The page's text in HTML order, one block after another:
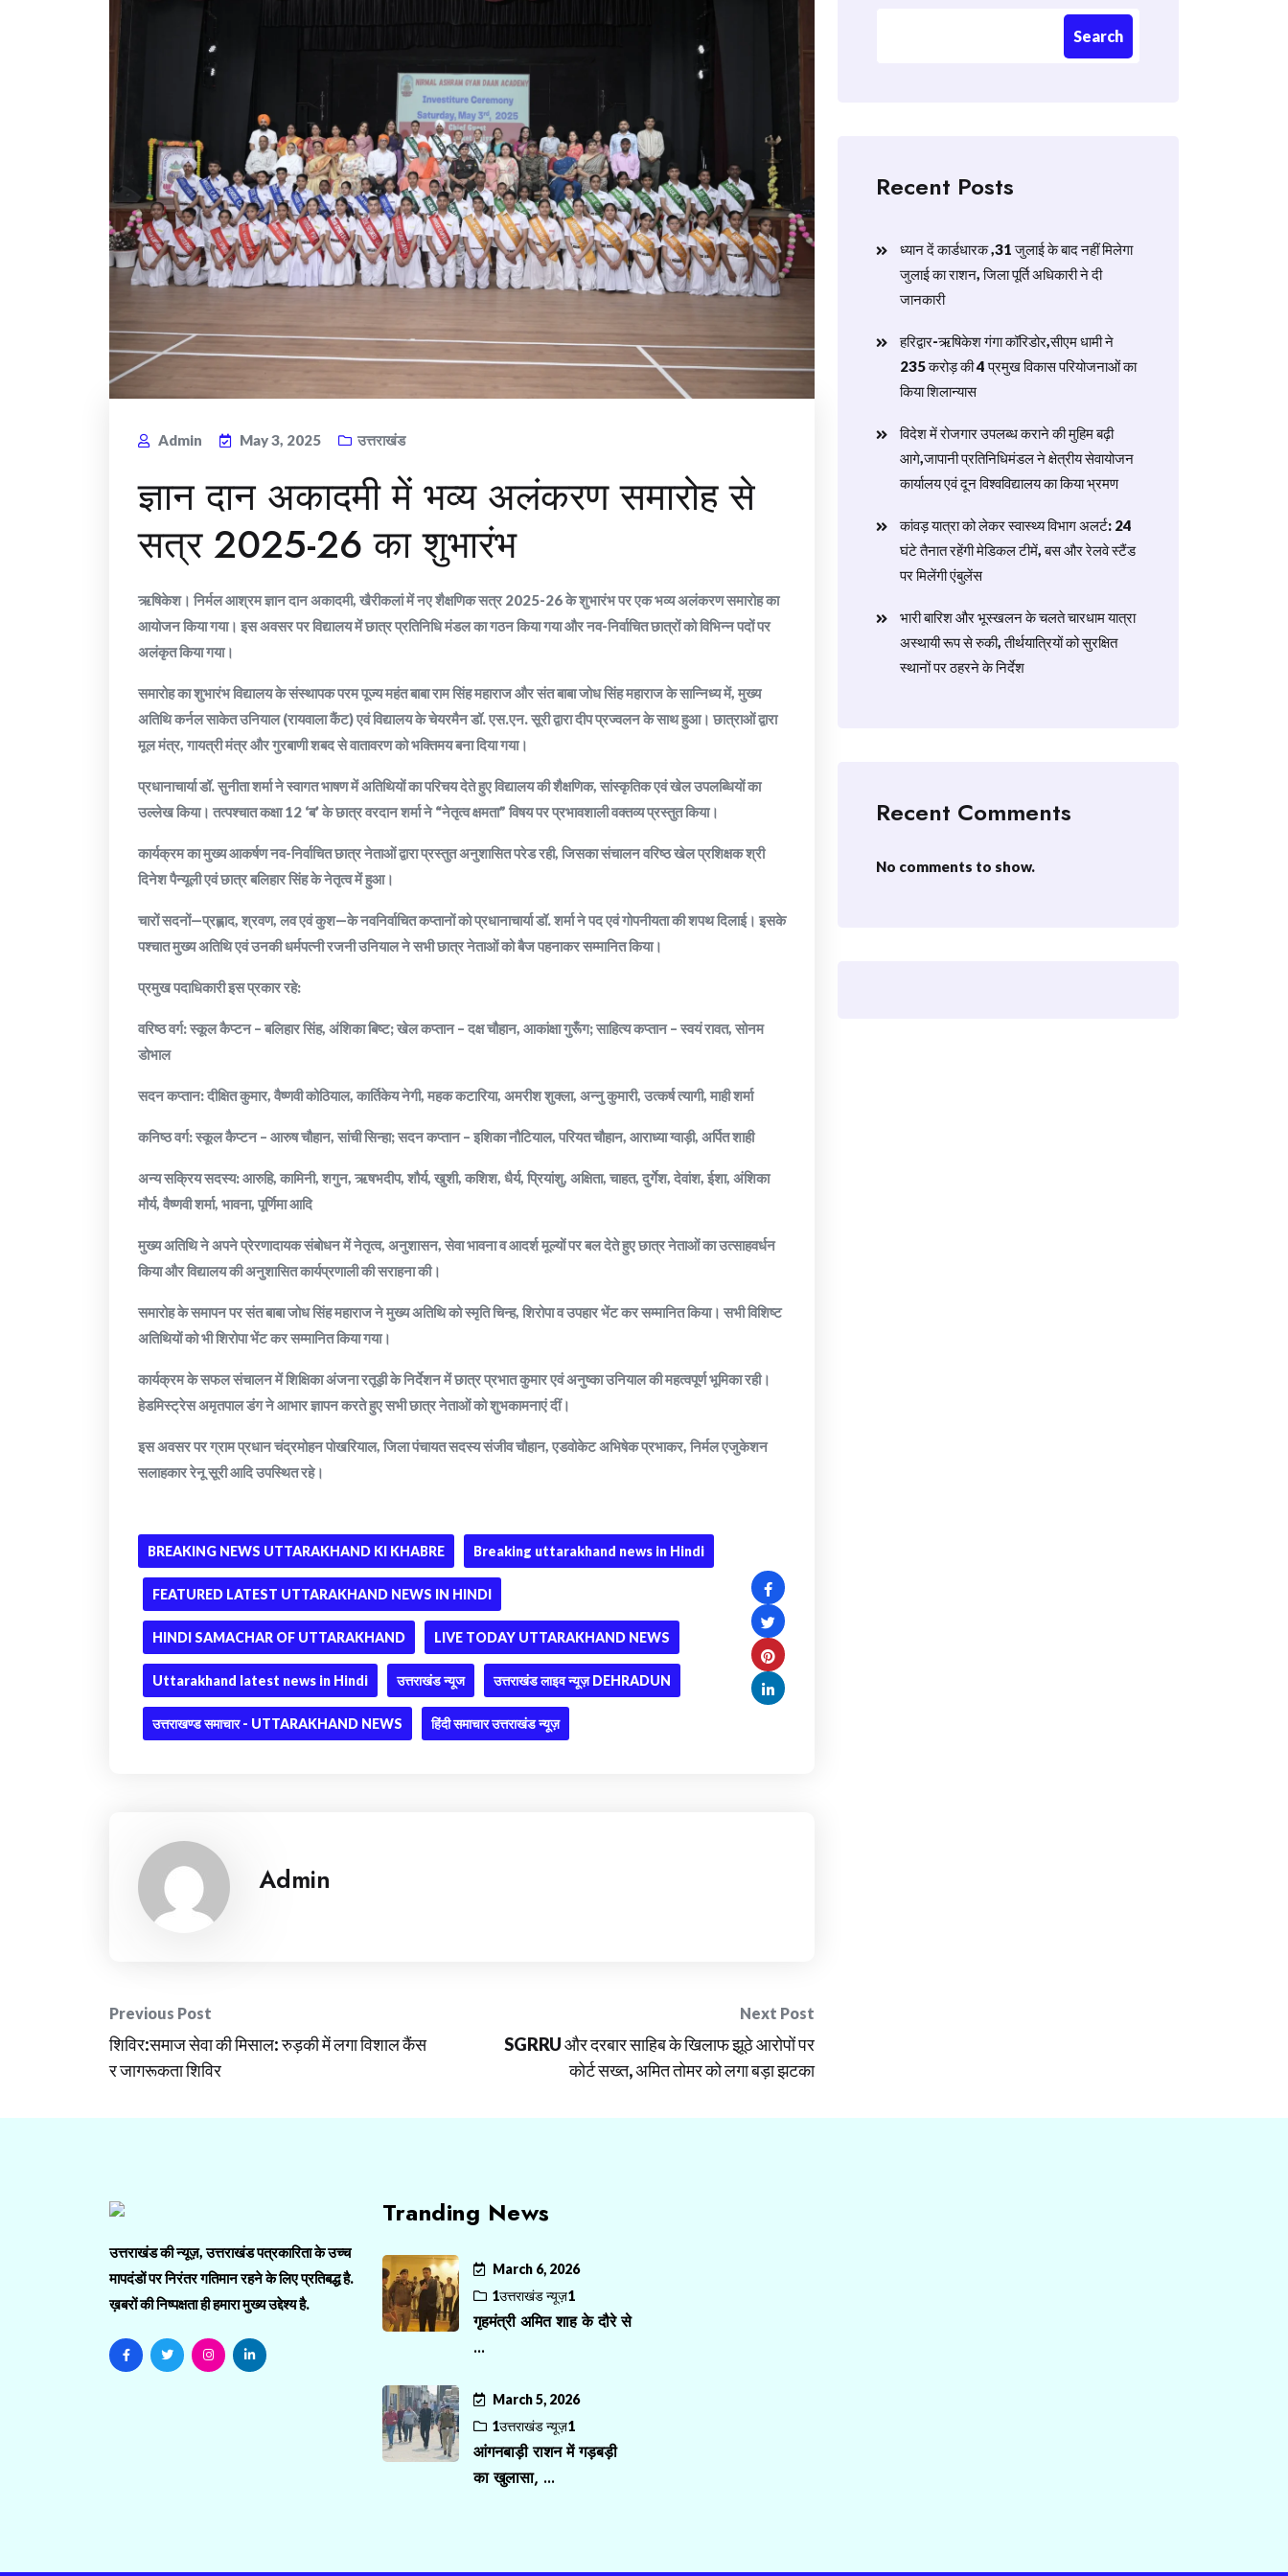
Admin May 3, 2025 उत्तराखंड
ज्ञान दान अकादमी में भव्य अलंकरण समारोह से
सत्र 2025-26 का शुभारंभ
ऋषिकेश। निर्मल आश्रम ज्ञान दान अकादमी, खैरीकलां में नए शैक्षणिक सत्र 2025-26 के शुभारंभ पर एक भव्य अलंकरण समारोह का
आयोजन किया गया। इस अवसर पर विद्यालय में छात्र प्रतिनिधि मंडल का गठन किया गया और नव-निर्वाचित छात्रों को विभिन्न पदों पर
अलंकृत किया गया।
समारोह का शुभारंभ विद्यालय के संस्थापक परम पूज्य महंत बाबा राम सिंह महाराज और संत बाबा जोध सिंह महाराज के सान्निध्य में, मुख्य
अतिथि कर्नल साकेत उनियाल (रायवाला कैंट) एवं विद्यालय के चेयरमैन डॉ. एस.एन. सूरी द्वारा दीप प्रज्वलन के साथ हुआ। छात्राओं द्वारा
मूल मंत्र, गायत्री मंत्र और गुरबाणी शबद से वातावरण को भक्तिमय बना दिया गया।
प्रधानाचार्या डॉ. सुनीता शर्मा ने स्वागत भाषण में अतिथियों का परिचय देते हुए विद्यालय की शैक्षणिक, सांस्कृतिक एवं खेल उपलब्धियों का
उल्लेख किया। तत्पश्चात कक्षा 12 ‘ब’ के छात्र वरदान शर्मा ने “नेतृत्व क्षमता” विषय पर प्रभावशाली वक्तव्य प्रस्तुत किया।
कार्यक्रम का मुख्य आकर्षण नव-निर्वाचित छात्र नेताओं द्वारा प्रस्तुत अनुशासित परेड रही, जिसका संचालन वरिष्ठ खेल प्रशिक्षक श्री
दिनेश पैन्यूली एवं छात्र बलिहार सिंह के नेतृत्व में हुआ।
चारों सदनों—प्रह्लाद, श्रवण, लव एवं कुश—के नवनिर्वाचित कप्तानों को प्रधानाचार्या डॉ. शर्मा ने पद एवं गोपनीयता की शपथ दिलाई। इसके
पश्चात मुख्य अतिथि एवं उनकी धर्मपत्नी रजनी उनियाल ने सभी छात्र नेताओं को बैज पहनाकर सम्मानित किया।
प्रमुख पदाधिकारी इस प्रकार रहे:
वरिष्ठ वर्ग: स्कूल कैप्टन – बलिहार सिंह, अंशिका बिष्ट; खेल कप्तान – दक्ष चौहान, आकांक्षा गुरूँग; साहित्य कप्तान – स्वयं रावत, सोनम
डोभाल
सदन कप्तान: दीक्षित कुमार, वैष्णवी कोठियाल, कार्तिकेय नेगी, महक कटारिया, अमरीश शुक्ला, अन्नु कुमारी, उत्कर्ष त्यागी, माही शर्मा
कनिष्ठ वर्ग: स्कूल कैप्टन – आरुष चौहान, सांची सिन्हा; सदन कप्तान – इशिका नौटियाल, परियत चौहान, आराध्या ग्वाड़ी, अर्पित शाही
अन्य सक्रिय सदस्य: आरुहि, कामिनी, शगुन, ऋषभदीप, शौर्य, खुशी, कशिश, धैर्य, प्रियांशु, अक्षिता, चाहत, दुर्गेश, देवांश, ईशा, अंशिका
मौर्य, वैष्णवी शर्मा, भावना, पूर्णिमा आदि
मुख्य अतिथि ने अपने प्रेरणादायक संबोधन में नेतृत्व, अनुशासन, सेवा भावना व आदर्श मूल्यों पर बल देते हुए छात्र नेताओं का उत्साहवर्धन
किया और विद्यालय की अनुशासित कार्यप्रणाली की सराहना की।
समारोह के समापन पर संत बाबा जोध सिंह महाराज ने मुख्य अतिथि को स्मृति चिन्ह, शिरोपा व उपहार भेंट कर सम्मानित किया। सभी विशिष्ट
अतिथियों को भी शिरोपा भेंट कर सम्मानित किया गया।
कार्यक्रम के सफल संचालन में शिक्षिका अंजना रतूड़ी के निर्देशन में छात्र प्रभात कुमार एवं अनुष्का उनियाल की महत्वपूर्ण भूमिका रही।
हेडमिस्ट्रेस अमृतपाल डंग ने आभार ज्ञापन करते हुए सभी छात्र नेताओं को शुभकामनाएं दीं।
इस अवसर पर ग्राम प्रधान चंद्रमोहन पोखरियाल, जिला पंचायत सदस्य संजीव चौहान, एडवोकेट अभिषेक प्रभाकर, निर्मल एजुकेशन
सलाहकार रेनू सूरी आदि उपस्थित रहे।
BREAKING NEWS UTTARAKHAND KI KHABRE Breaking uttarakhand news in Hindi
FEATURED LATEST UTTARAKHAND NEWS IN HINDI
HINDI SAMACHAR OF UTTARAKHAND LIVE TODAY UTTARAKHAND NEWS
Uttarakhand latest news in Hindi उत्तराखंड न्यूज उत्तराखंड लाइव न्यूज़ DEHRADUN
उत्तराखण्ड समाचार - UTTARAKHAND NEWS हिंदी समाचार उत्तराखंड न्यूज़
Admin
Post
navigation
Previous Post
शिविर:समाज सेवा की मिसाल: रुड़की में लगा विशाल कैंस
र जागरूकता शिविर
Next Post
SGRRU और दरबार साहिब के खिलाफ झूठे आरोपों पर
कोर्ट सख्त, अमित तोमर को लगा बड़ा झटका
Search
Recent Posts
ध्यान दें कार्डधारक ,31 जुलाई के बाद नहीं मिलेगा
जुलाई का राशन, जिला पूर्ति अधिकारी ने दी
जानकारी
हरिद्वार-ऋषिकेश गंगा कॉरिडोर,सीएम धामी ने
235 करोड़ की 4 प्रमुख विकास परियोजनाओं का
किया शिलान्यास
विदेश में रोजगार उपलब्ध कराने की मुहिम बढ़ी
आगे,जापानी प्रतिनिधिमंडल ने क्षेत्रीय सेवायोजन
कार्यालय एवं दून विश्वविद्यालय का किया भ्रमण
​कांवड़ यात्रा को लेकर स्वास्थ्य विभाग अलर्ट: 24
घंटे तैनात रहेंगी मेडिकल टीमें, बस और रेलवे स्टैंड
पर मिलेंगी एंबुलेंस
​भारी बारिश और भूस्खलन के चलते चारधाम यात्रा
अस्थायी रूप से रुकी, तीर्थयात्रियों को सुरक्षित
स्थानों पर ठहरने के निर्देश
Recent Comments
No comments to show.
उत्तराखंड की न्यूज़, उत्तराखंड पत्रकारिता के उच्च
मापदंडों पर निरंतर गतिमान रहने के लिए प्रतिबद्ध है.
ख़बरों की निष्पक्षता ही हमारा मुख्य उद्देश्य है.
Tranding News
March 6, 2026
1उत्तराखंड न्यूज़1
गृहमंत्री अमित शाह के दौरे से
...
March 5, 2026
1उत्तराखंड न्यूज़1
आंगनबाड़ी राशन में गड़बड़ी
का खुलासा, ...